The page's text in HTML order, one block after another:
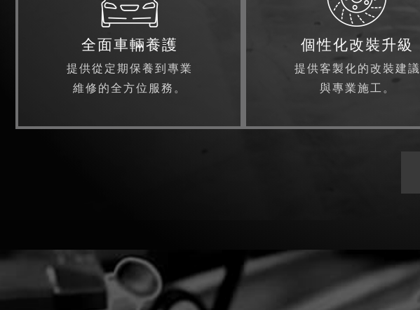
全面車輛養護
提供從定期保養到專業
維修的全方位服務。
個性化改裝升級
提供客製化的改裝建議
與專業施工。